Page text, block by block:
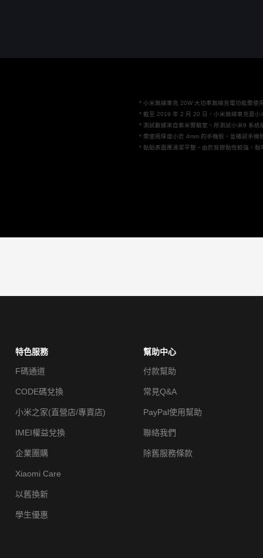
* 小米無線車充 20W 大功率無線充電功能需使
* 截至 2019 年 2 月 20 日，小米無線車充是小
* 測試數據來自紫米實驗室。所測試小米9 系
* 需使用厚度小於 4mm 的手機殼，並確認手機
* 黏貼表面應清潔平整。由於背膠黏性較強，
特色服務
F碼通道
CODE碼兌換
小米之家(直營店/專賣店)
IMEI權益兌換
企業團購
Xiaomi Care
以舊換新
學生優惠
幫助中心
付款幫助
常見Q&A
PayPal使用幫助
聯絡我們
除舊服務條款